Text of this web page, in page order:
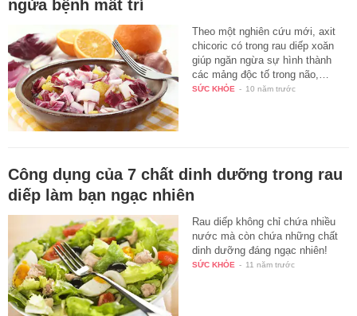
ngừa bệnh mất trí
Theo một nghiên cứu mới, axit
chicoric có trong rau diếp xoăn
giúp ngăn ngừa sự hình thành
các mảng độc tố trong não,…
SỨC KHỎE - 10 năm trước
Công dụng của 7 chất dinh dưỡng trong rau
diếp làm bạn ngạc nhiên
Rau diếp không chỉ chứa nhiều
nước mà còn chứa những chất
dinh dưỡng đáng ngạc nhiên!
SỨC KHỎE - 11 năm trước